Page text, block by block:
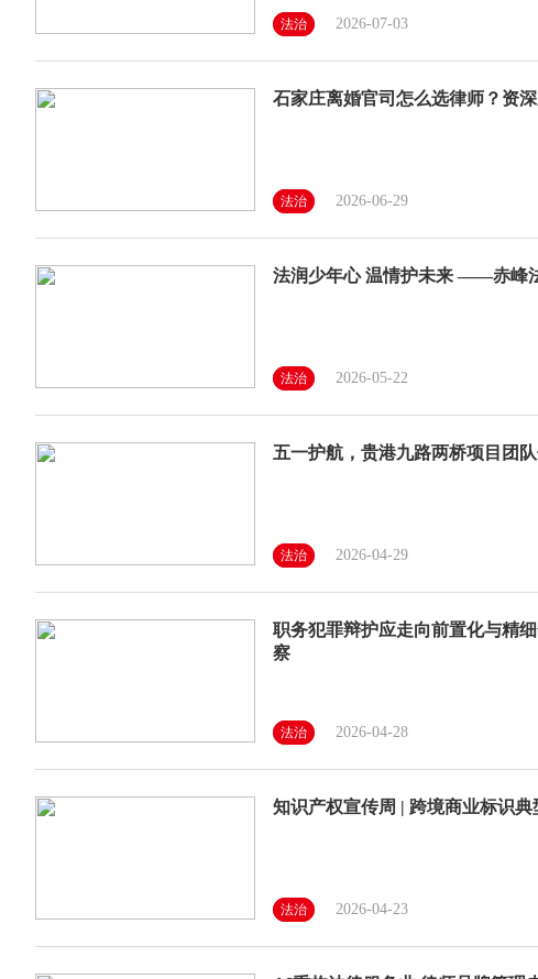
法治 2026-07-03
石家庄离婚官司怎么选律师？资
法治 2026-06-29
法润少年心 温情护未来 ——赤峰
法治 2026-05-22
五一护航，贵港九路两桥项目团
法治 2026-04-29
职务犯罪辩护应走向前置化与精
察
法治 2026-04-28
知识产权宣传周 | 跨境商业标识
法治 2026-04-23